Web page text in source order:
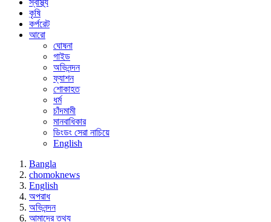
স্বাস্থ্য
কৃষি
কর্পরেট
আরো
ঘোষনা
গাইড
অভিনন্দন
ফ্যাশন
শোকাহত
ধর্ম
চাঁদমামী
মানবাধিকার
ডিংডং সেরা নাচিয়ে
English
Bangla
chomoknews
English
অপরাধ
অভিনন্দন
আমাদের তথ্য